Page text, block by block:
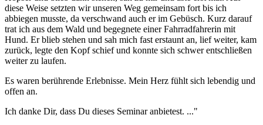
diese Weise setzten wir unseren Weg gemeinsam fort bis ich
abbiegen musste, da verschwand auch er im Gebüsch. Kurz darauf
trat ich aus dem Wald und begegnete einer Fahrradfahrerin mit
Hund. Er blieb stehen und sah mich fast erstaunt an, lief weiter, kam
zurück, legte den Kopf schief und konnte sich schwer entschließen
weiter zu laufen.
Es waren berührende Erlebnisse. Mein Herz fühlt sich lebendig und
offen an.
Ich danke Dir, dass Du dieses Seminar anbietest. ..."